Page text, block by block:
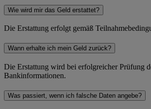
Wie wird mir das Geld erstattet?
Die Erstattung erfolgt gemäß
Wann erhalte ich mein Geld zurück?
Die Erstattung wird bei erfolgreicher Prüfung
Bankinformationen.
Was passiert, wenn ich falsche Daten angebe?